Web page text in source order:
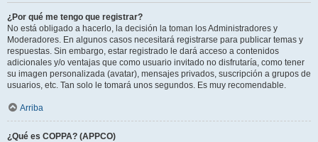
¿Por qué me tengo que registrar?
No está obligado a hacerlo, la decisión la toman los Administradores y
Moderadores. En algunos casos necesitará registrarse para publicar temas y
respuestas. Sin embargo, estar registrado le dará acceso a contenidos
adicionales y/o ventajas que como usuario invitado no disfrutaría, como tener
su imagen personalizada (avatar), mensajes privados, suscripción a grupos de
usuarios, etc. Tan solo le tomará unos segundos. Es muy recomendable.
Arriba
¿Qué es COPPA? (APPCO)